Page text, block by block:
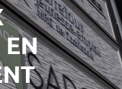
EN